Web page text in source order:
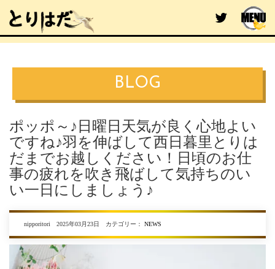
BLOG
ポッポ～♪日曜日天気が良く心地よい
ですね♪羽を伸ばして西日暮里とりは
だまでお越しください！日頃のお仕
事の疲れを吹き飛ばして気持ちのい
い一日にしましょう♪
nipporitori 2025年03月23日 カテゴリー： NEWS